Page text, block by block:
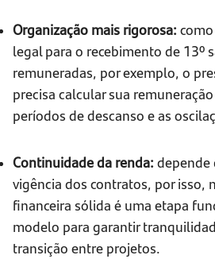
Organização mais rigorosa:
legal para o recebimento de 13º
remuneradas, por exemplo, o
precisa calcular sua
períodos de descanso e as
Continuidade da renda: depende
vigência dos contratos, por isso,
financeira sólida é uma etapa
modelo para garantir
transição entre projetos.